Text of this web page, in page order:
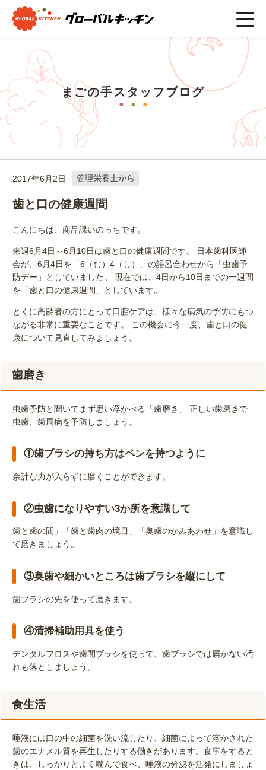
ホーム>まごの手スタッフブログ>管理栄養士から
歯と口の
健康週間
まごの手スタッフブログ
2017年6月2日 管理栄養士から
歯と口の健康週間
こんにちは、商品課いのっちです。
来週6月4日～6月10日は歯と口の健康週間です。 日本歯科医師
会が、6月4日を「6（む）4（し）」の語呂合わせから「虫歯予
防デー」としていました。 現在では、4日から10日までの一週間
を「歯と口の健康週間」としています。
とくに高齢者の方にとって口腔ケアは、様々な病気の予防にもつ
ながる非常に重要なことです。 この機会に今一度、歯と口の健
康について見直してみましょう。
歯磨き
虫歯予防と聞いてまず思い浮かべる「歯磨き」 正しい歯磨きで
虫歯、歯周病を予防しましょう。
①歯ブラシの持ち方はペンを持つように
余計な力が入らずに磨くことができます。
②虫歯になりやすい3か所を意識して
歯と歯の間」「歯と歯肉の境目」「奥歯のかみあわせ」を意識し
て磨きましょう。
③奥歯や細かいところは歯ブラシを縦にして
歯ブラシの先を使って磨きます。
④清掃補助用具を使う
デンタルフロスや歯間ブラシを使って、歯ブラシでは届かない汚
れも落としましょう。
食生活
唾液には口の中の細菌を洗い流したり、細菌によって溶かされた
歯のエナメル質を再生したりする働きがあります。食事をすると
きは、しっかりとよく噛んで食べ、唾液の分泌を活発にしましょ